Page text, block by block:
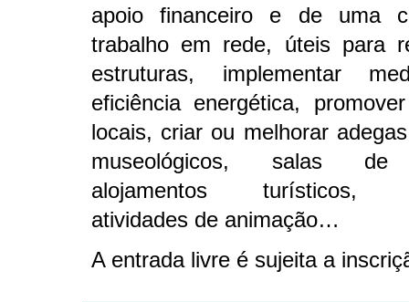
apoio financeiro e de uma
trabalho em rede, úteis para
estruturas, implementar
eficiência energética,
locais, criar ou melhorar
museológicos, salas de
alojamentos turísticos,
atividades de animação…
A entrada livre é sujeita a